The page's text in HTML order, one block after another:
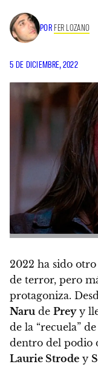
POR FER LOZANO
5 DE DICIEMBRE, 2022
2022 ha sido
de terror, pero
protagoniza.
Naru de Preyy
de la “recuela” de
dentro del podio
Laurie Strode y